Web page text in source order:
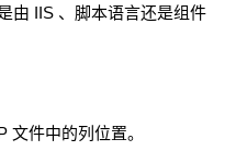
由 IIS 、脚本语言还是组件
文件中的列位置。